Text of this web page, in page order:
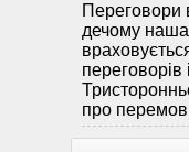
Переговори
дечому
переговорів
про